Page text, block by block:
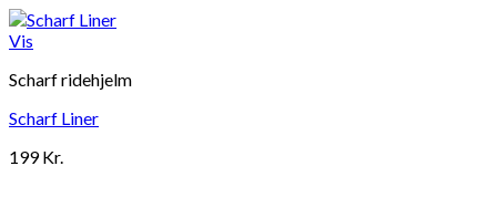
Vis
Scharf ridehjelm
Scharf Liner
199Kr.